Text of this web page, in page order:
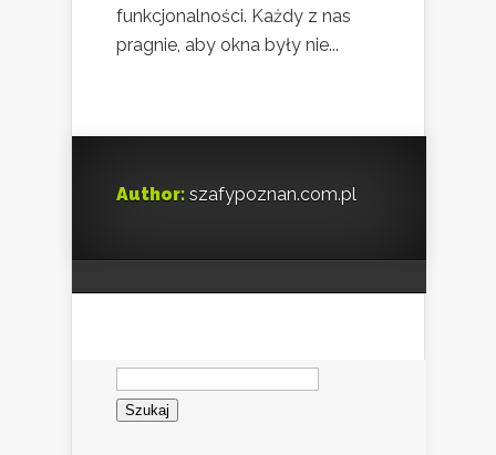
funkcjonalności. Każdy z nas
pragnie, aby okna były nie...
Author: szafypoznan.com.pl
Szukaj: